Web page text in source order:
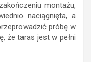
montażu,
naciągnięta, a
próbę w
że taras jest w pełni